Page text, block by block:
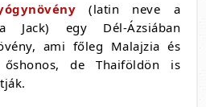
(latin neve a
Jack) egy Dél-Ázsiában
ami főleg Malajzia és
de Thaiföldön is